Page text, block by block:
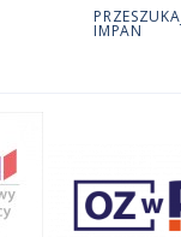
IMPAN